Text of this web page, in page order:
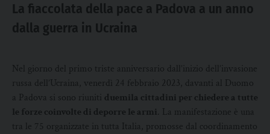
La fiaccolata della pace a Padova a un anno
dalla guerra in Ucraina
Nel giorno del primo triste anniversario dall’inizio dell’invasione
russa dell’Ucraina, venerdì 24 febbraio 2023, davanti al Duomo
a Padova si sono riuniti duemila cittadini per chiedere a tutte
le forze coinvolte di deporre le armi . La manifestazione è una
tra le 75 organizzate in tutta Italia, promosse dal coordinamento